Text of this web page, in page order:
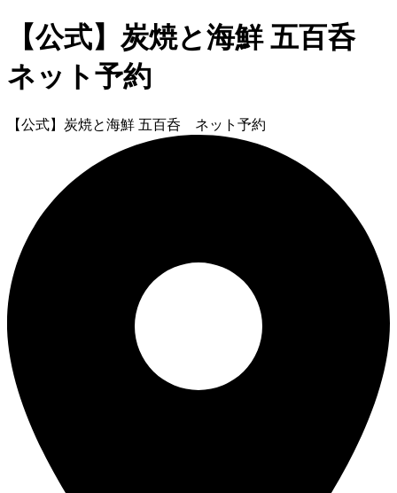
【公式】炭焼と海鮮 五百呑
ネット予約
【公式】炭焼と海鮮 五百呑 ネット予約